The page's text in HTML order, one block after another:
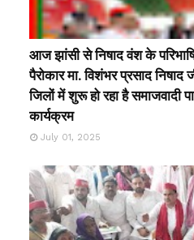
आज झांसी से निषाद वंश के
पैरोकार मा. विशंभर प्रसाद
जिलों में शुरू हो रहा है समाजवादी
कार्यक्रम
July 01, 2025